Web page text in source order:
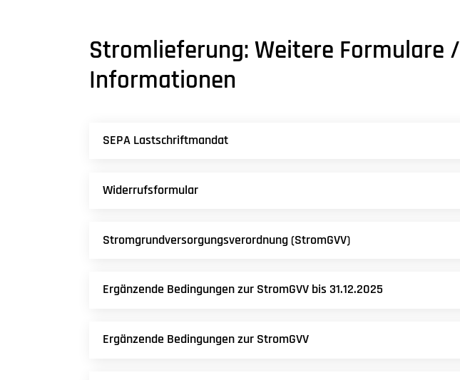
Stromlieferung: Weitere Formulare /
Informationen
SEPA Lastschriftmandat
Widerrufsformular
Stromgrundversorgungsverordnung (StromGVV)
Ergänzende Bedingungen zur StromGVV bis 31.12.2025
Ergänzende Bedingungen zur StromGVV